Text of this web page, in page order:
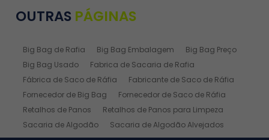
OUTRAS PÁGINAS
Big Bag de Rafia Big Bag Embalagem
Big Bag Preço
Big Bag Usado
Fabrica de Sacaria de Rafia
Fábrica de Saco de Ráfia
Fabricante de Saco de Ráfia
Fornecedor de Big Bag
Fornecedor de Saco de Ráfia
Retalhos de Panos
Retalhos de Panos para Limpeza
Sacaria de Algodão
Sacaria de Algodão Alvejados